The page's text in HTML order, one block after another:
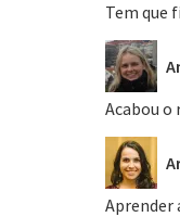
Tem que
Acabou o
Aprender